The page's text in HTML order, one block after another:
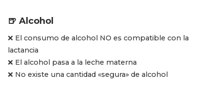
🍺 Alcohol
❌ El consumo de alcohol NO es compatible con la
lactancia
❌ El alcohol pasa a la leche materna
❌ No existe una cantidad «segura» de alcohol